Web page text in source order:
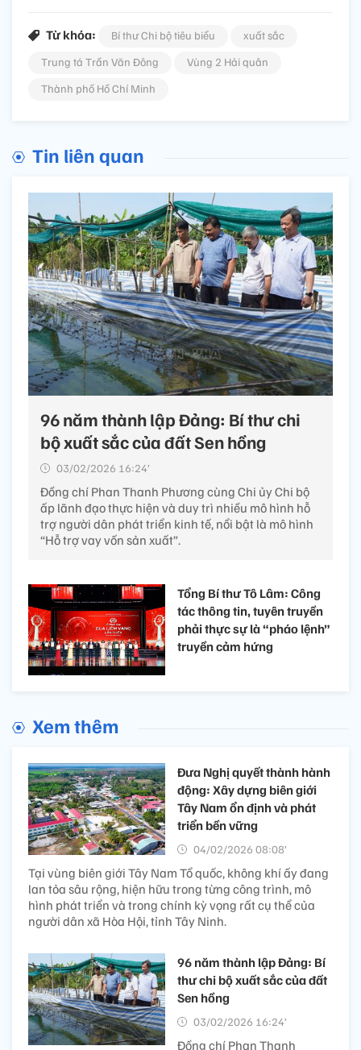
Từ khóa: Bí thư Chi bộ tiêu biểu
xuất sắc
Trung tá Trần Văn Đông
Vùng 2 Hải quân
Thành phố Hồ Chí Minh
Tin liên quan
96 năm thành lập Đảng: Bí thư chi
bộ xuất sắc của đất Sen hồng
03/02/2026 16:24’
Đồng chí Phan Thanh Phương cùng Chi ủy Chi bộ
ấp lãnh đạo thực hiện và duy trì nhiều mô hình hỗ
trợ người dân phát triển kinh tế, nổi bật là mô hình
“Hỗ trợ vay vốn sản xuất”.
Tổng Bí thư Tô Lâm: Công
tác thông tin, tuyên truyền
phải thực sự là “pháo lệnh”
truyền cảm hứng
Xem thêm
Đưa Nghị quyết thành hành
động: Xây dựng biên giới
Tây Nam ổn định và phát
triển bền vững
04/02/2026 08:08’
Tại vùng biên giới Tây Nam Tổ quốc, không khí ấy đang
lan tỏa sâu rộng, hiện hữu trong từng công trình, mô
hình phát triển và trong chính kỳ vọng rất cụ thể của
người dân xã Hòa Hội, tỉnh Tây Ninh.
96 năm thành lập Đảng: Bí
thư chi bộ xuất sắc của đất
Sen hồng
03/02/2026 16:24’
Đồng chí Phan Thanh